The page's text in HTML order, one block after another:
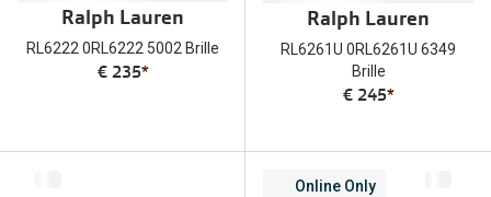
Ralph Lauren
RL6222 0RL6222 5002 Brille
€ 235*
Ralph Lauren
RL6261U 0RL6261U 6349
Brille
€ 245*
Online Only